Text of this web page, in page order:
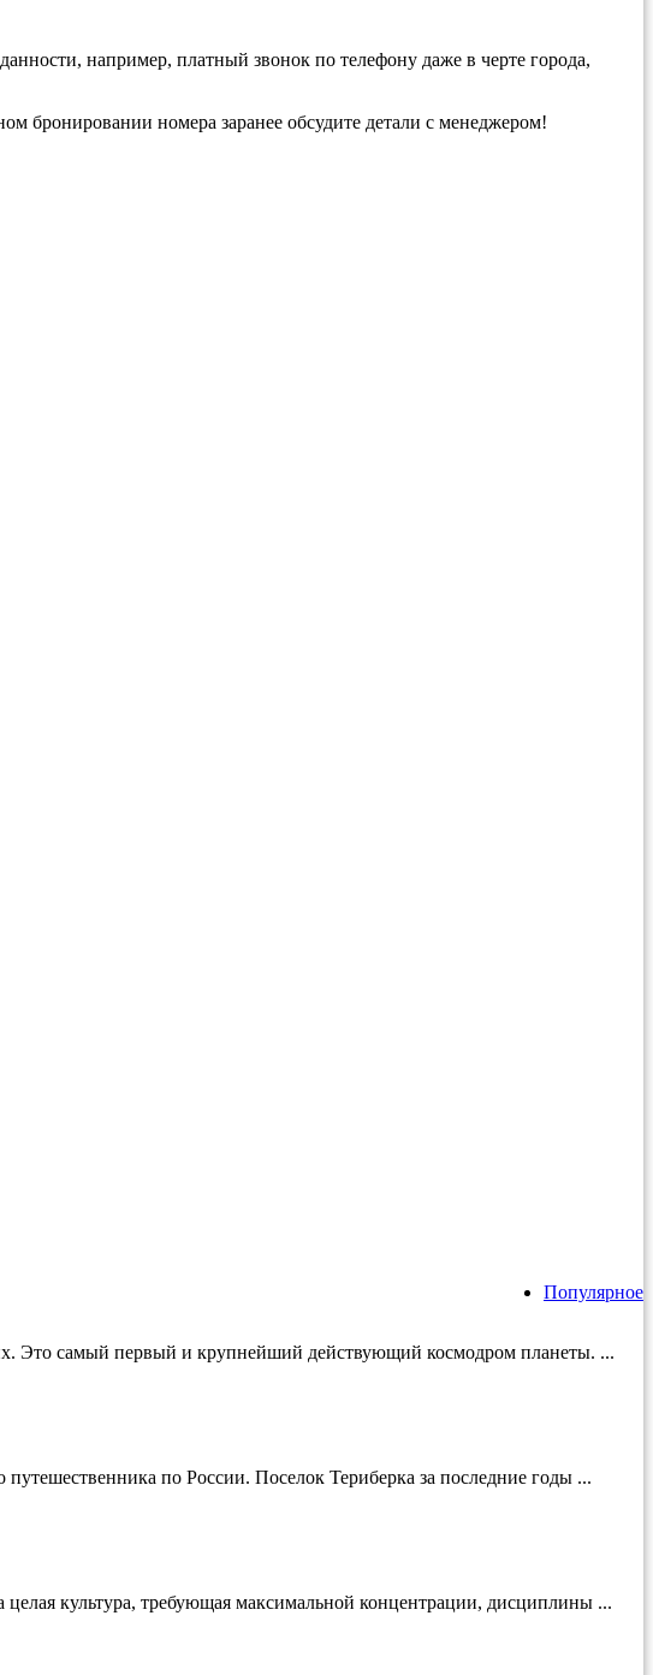
например, платный звонок по телефону даже в черте города,
бронировании номера заранее обсудите детали с менеджером!
Популярное
Это самый первый и крупнейший действующий космодром планеты. ...
по России. Поселок Териберка за последние годы ...
культура, требующая максимальной концентрации, дисциплины ...